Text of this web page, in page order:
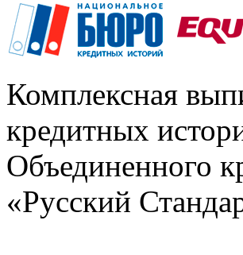
Комплексная
кредитных
Объединенного
«Русский